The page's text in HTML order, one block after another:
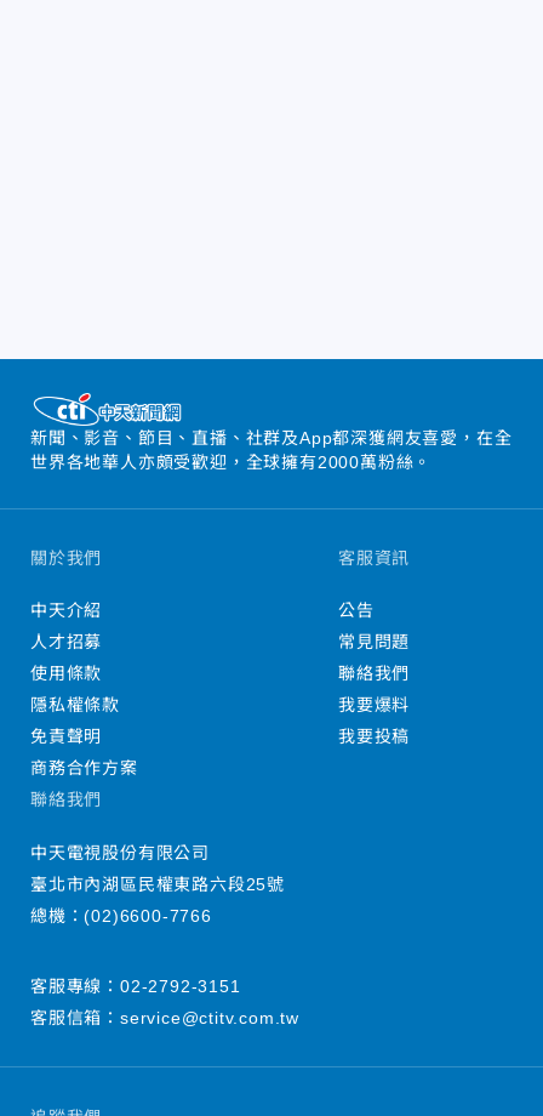
新聞、影音、節目、直播、社群及App都深獲網友喜愛，在全
世界各地華人亦頗受歡迎，全球擁有2000萬粉絲。
關於我們
中天介紹
人才招募
使用條款
隱私權條款
免責聲明
商務合作方案
客服資訊
公告
常見問題
聯絡我們
我要爆料
我要投稿
聯絡我們
中天電視股份有限公司
臺北市內湖區民權東路六段25號
總機：(02)6600-7766
客服專線： 02-2792-3151
客服信箱： service@ctitv.com.tw